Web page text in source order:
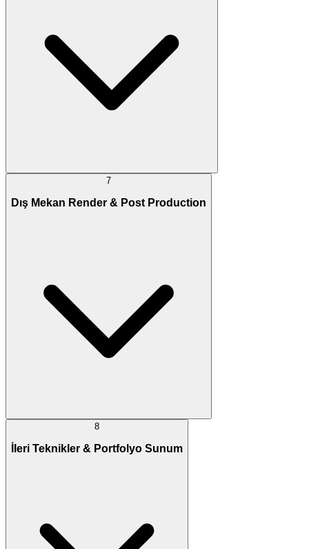
7
Dış Mekan Render & Post Production
8
İleri Teknikler & Portfolyo Sunum